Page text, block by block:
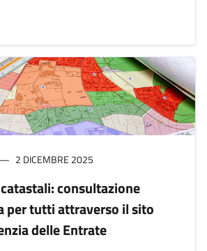
2 DICEMBRE 2025
consultazione
per tutti attraverso il sito
delle Entrate